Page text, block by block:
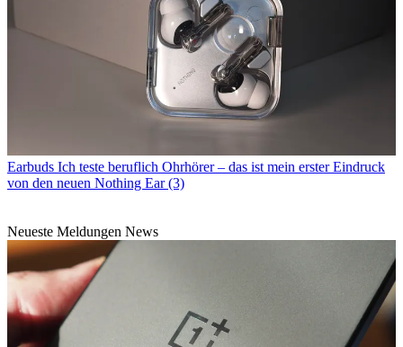
Earbuds Ich teste beruflich Ohrhörer – das ist mein erster Eindruck
von den neuen Nothing Ear (3)
Neueste Meldungen News